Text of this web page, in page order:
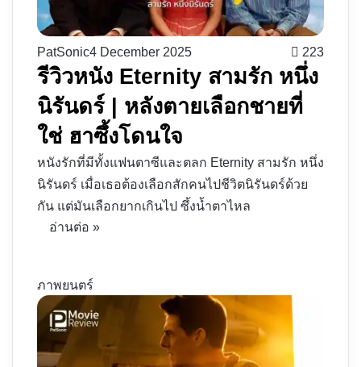
PatSonic4 December 2025 223
รีวิวหนัง Eternity สามรัก หนึ่ง
นิรันดร์ | หลังตายเลือกชายที่
ใช่ ฮาซึ้งโดนใจ
หนังรักที่มีทั้งแฟนตาซีและตลก Eternity สามรัก หนึ่ง
นิรันดร์ เมื่อเธอต้องเลือกสักคนไปชีวิตนิรันดร์ด้วย
กัน แต่มันเลือกยากเกินไป ซึ้งน้ำตาไหล
อ่านต่อ »
ภาพยนตร์